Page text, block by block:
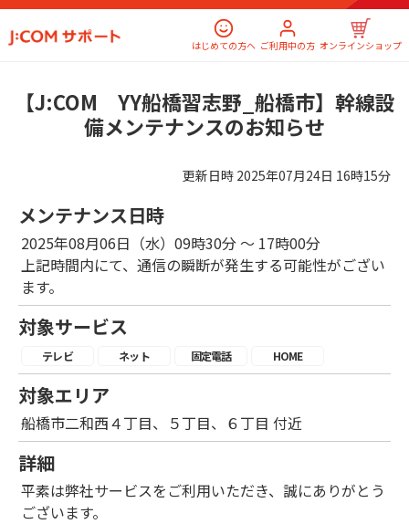
はじめての方へ ご利用中の方 オンラインショップ
【J:COM YY船橋習志野_船橋市】幹線設
備メンテナンスのお知らせ
更新日時 2025年07月24日 16時15分
メンテナンス日時
2025年08月06日（水）09時30分 ～ 17時00分
上記時間内にて、通信の瞬断が発生する可能性がござい
ます。
対象サービス
テレビ ネット 固定電話 HOME
対象エリア
船橋市二和西４丁目、５丁目、６丁目 付近
詳細
平素は弊社サービスをご利用いただき、誠にありがとう
ございます。